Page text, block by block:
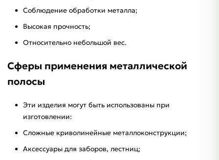
Соблюдение обработки металла;
Высокая прочность;
Относительно небольшой вес.
Сферы применения металлической
полосы
Эти изделия могут быть использованы при
изготовлении:
Сложные криволинейные металлоконструкции;
Аксессуары для заборов, лестниц;